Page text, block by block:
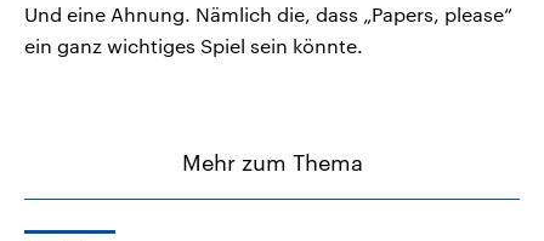
Und eine Ahnung. Nämlich die, dass „Papers, please“
ein ganz wichtiges Spiel sein könnte.
Mehr zum Thema